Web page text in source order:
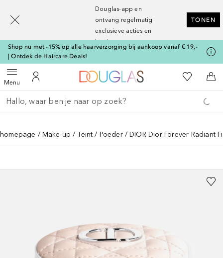
Douglas-app en
ontvang regelmatig
exclusieve acties en
kortingen
TONEN
Shop nu met -15% op alle haarverzorging bij aankoop vanaf € 19,-
| Ontdek de Haircare Deals!
MenuOpen menuNaar Mijn Account
Naar Douglas Home
Naar Mijn
Ga terug
Zoekopdracht uitvoeren
homepage Make-up Teint Poeder DIOR Dior Forever Radiant
[navigation.slideout.screenreader]